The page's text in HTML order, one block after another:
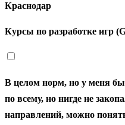
Краснодар
Курсы по разработке игр
В целом норм, но у меня
по всему, но нигде не
направлений, можно